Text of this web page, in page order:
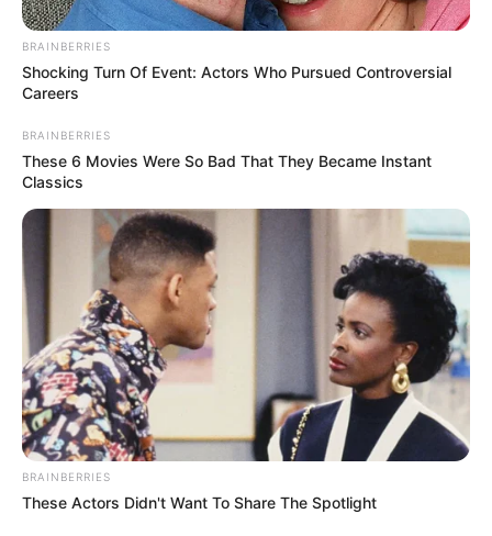
28 March, 2026 byadmin
Acaban de
encontrar una
Mujer MU3TA en
plena via publica y
lo peor es que…
Ver más
BRAINBERRIES
Shocking Turn Of Event: Actors Who Pursued Controversial
Careers
BRAINBERRIES
These 6 Movies Were So Bad That They Became Instant
Classics
BRAINBERRIES
These Actors Didn't Want To Share The Spotlight